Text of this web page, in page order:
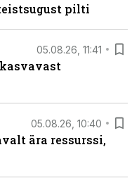
pilti
05.08.26, 11:41
05.08.26, 10:40
ära ressurssi,